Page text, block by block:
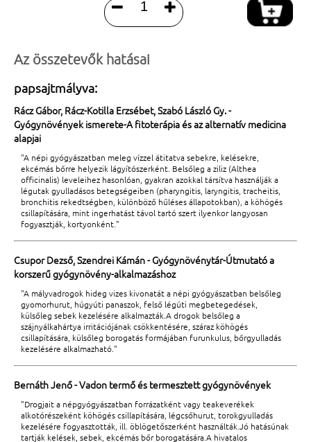
 
Az összetevők hatásai
papsajtmályva:
Rácz Gábor, Rácz-Kotilla Erzsébet, Szabó László Gy. -
Gyógynövények ismerete-A fitoterápia és az alternatív medicina
alapjai
"A népi gyógyászatban meleg vízzel átitatva sebekre, kelésekre,
ekcémás bőrre helyezik lágyítószerként. Belsőleg a ziliz (Althea
officinalis) leveleihez hasonlóan, gyakran azokkal társítva használják a
légutak gyulladásos betegségeiben (pharyngitis, laryngitis, tracheitis,
bronchitis rekedtségben, különböző hűléses állapotokban), a köhögés
csillapítására, mint ingerhatást távol tartó szert ilyenkor langyosan
fogyasztják, kortyonként."
Csupor Dezső, Szendrei Kámán - Gyógynövénytár-Útmutató a
korszerű gyógynövény-alkalmazáshoz
"A mályvadrogok hideg vizes kivonatát a népi gyógyászatban belsőleg
gyomorhurut, húgyúti panaszok, felső légúti megbetegedések,
külsőleg sebek kezelésére alkalmazták.A drogok belsőleg a
szájnyálkahártya irritációjának csökkentésére, száraz köhögés
csillapítására, külsőleg borogatás formájában furunkulus, bőrgyulladás
kezelésére alkalmazható."
Bernáth Jenő - Vadon termő és termesztett gyógynövények
"Drogjait a népgyógyászatban forrázatként vagy teakeverékek
alkotórészeként köhögés csillapítására, légcsőhurut, torokgyulladás
kezelésére fogyasztották, ill. öblögetőszerként használták.Jó hatásúnak
tartják kelések, sebek, ekcémás bőr borogatására.A hivatalos